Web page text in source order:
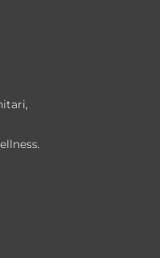
d’appoggio
misure e
composizioni
i piani